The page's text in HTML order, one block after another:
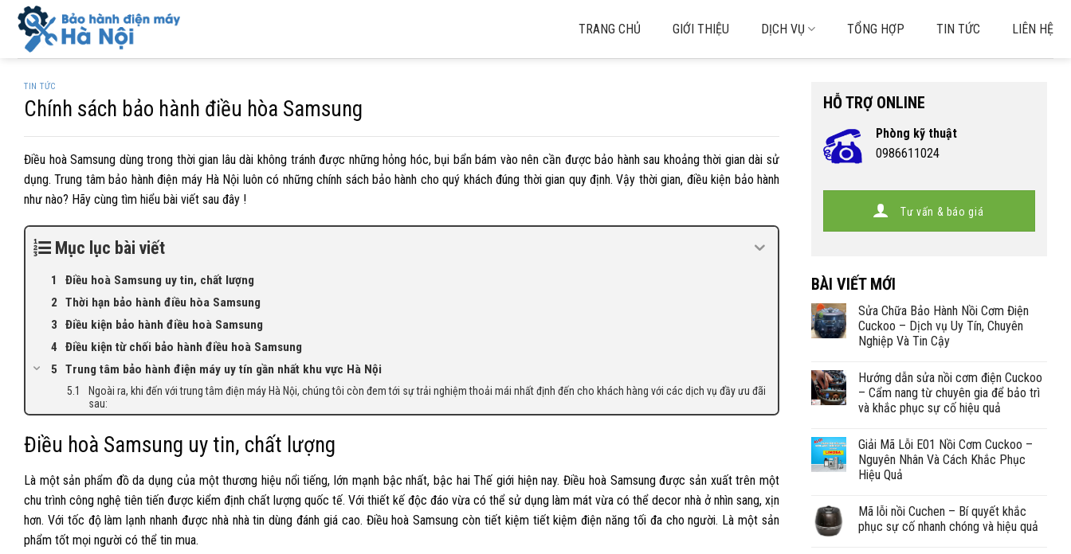
Skip
content
TRANG CHỦ GIỚI THIỆU DỊCH VỤ TỔNG HỢP TIN TỨC LIÊN HỆ
TIN TỨC
Chính sách bảo hành điều hòa Samsung
Điều hoà Samsung dùng trong thời gian lâu dài không tránh được những hỏng hóc, bụi bẩn bám vào nên cần được bảo hành sau khoảng thời gian dài sử
dụng. Trung tâm bảo hành điện máy Hà Nội luôn có những chính sách bảo hành cho quý khách đúng thời gian quy định. Vậy thời gian, điều kiện bảo hành
như nào? Hãy cùng tìm hiểu bài viết sau đây !
Mục lục bài viết
Điều hoà Samsung uy tin, chất lượng
Thời hạn bảo hành điều hòa Samsung
Điều kiện bảo hành điều hoà Samsung
Điều kiện từ chối bảo hành điều hoà Samsung
Trung tâm bảo hành điện máy uy tín gần nhất khu vực Hà Nội
Ngoài ra, khi đến với trung tâm điện máy Hà Nội, chúng tôi còn đem tới sự trải nghiệm thoải mái nhất định đến cho khách hàng với các dịch vụ đầy ưu đãi
sau:
Điều hoà Samsung uy tin, chất lượng
Là một sản phẩm đồ da dụng của một thương hiệu nổi tiếng, lớn mạnh bậc nhất, bậc hai Thế giới hiện nay. Điều hoà Samsung được sản xuất trên một
chu trình công nghệ tiên tiến được kiểm định chất lượng quốc tế. Với thiết kế độc đáo vừa có thể sử dụng làm mát vừa có thể decor nhà ở nhìn sang, xịn
hơn. Với tốc độ làm lạnh nhanh được nhà nhà tin dùng đánh giá cao. Điều hoà Samsung còn tiết kiệm tiết kiệm điện năng tối đa cho người. Là một sản
phẩm tốt mọi người có thể tin mua.
HỖ TRỢ ONLINE
Phòng kỹ thuật
0986611024
Tư vấn & báo giá
BÀI VIẾT MỚI
Sửa Chữa Bảo Hành Nồi Cơm Điện
Cuckoo – Dịch vụ Uy Tín, Chuyên
Nghiệp Và Tin Cậy
Hướng dẫn sửa nồi cơm điện Cuckoo
– Cẩm nang từ chuyên gia để bảo trì
và khắc phục sự cố hiệu quả
Giải Mã Lỗi E01 Nồi Cơm Cuckoo –
Nguyên Nhân Và Cách Khắc Phục
Hiệu Quả
Mã lỗi nồi Cuchen – Bí quyết khắc
phục sự cố nhanh chóng và hiệu quả